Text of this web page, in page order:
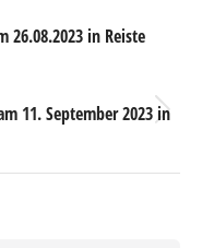
26.08.2023 in Reiste
11. September 2023 in